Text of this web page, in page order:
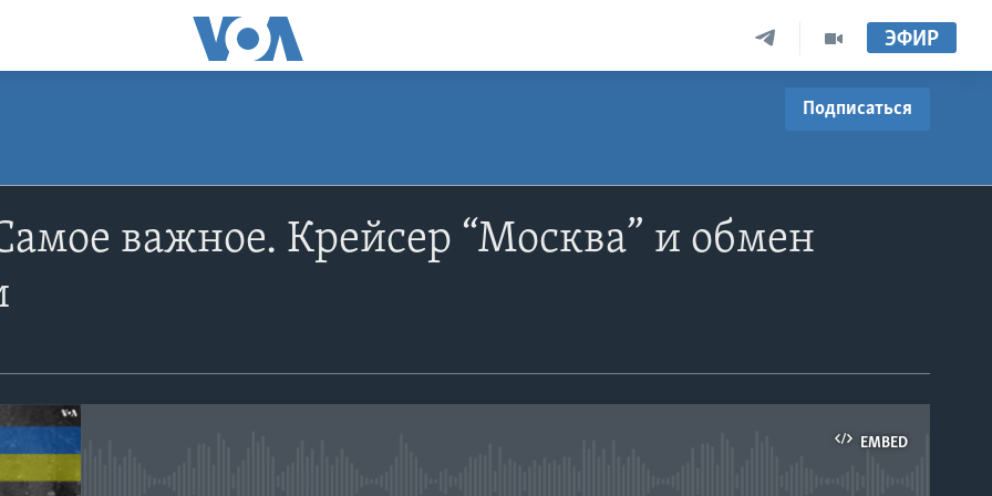
ЭФИР
Подписаться
Подписаться
важное. Крейсер “Москва” и обмен
EMBED